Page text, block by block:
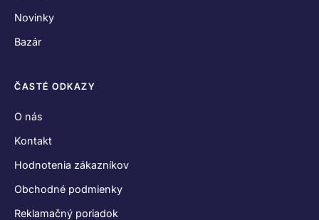
Novinky
Bazár
ČASTÉ ODKAZY
O nás
Kontakt
Hodnotenia zákazníkov
Obchodné podmienky
Reklamačný poriadok